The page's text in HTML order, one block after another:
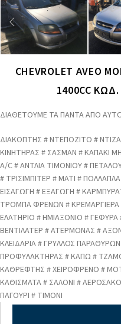
CHEVROLET AVEO
1400CC
ΔΙΑΘΕΤΟΥΜΕ ΤΑ ΠΑΝΤΑ ΑΠΟ
ΔΙΑΚΟΠΤΗΣ # ΝΤΕΠΟΖΙΤΟ #
ΚΙΝΗΤΗΡΑΣ # ΣΑΣΜΑΝ # ΚΑΠΑΚΙ
A/C # ΑΝΤΛΙΑ ΤΙΜΟΝΙΟΥ #
# ΤΡΙΣΙΜΠΙΤΕΡ # ΜΑΤΙ #
ΕΙΣΑΓΩΓΗ # ΕΞΑΓΩΓΗ #
ΤΡΟΜΠΑ ΦΡΕΝΩΝ # ΚΡΕΜΑΡΓΙΕΡΑ
ΕΛΑΤΗΡΙΟ # ΗΜΙΑΞΟΝΙΟ # ΓΕΦΥΡΑ
ΒΕΝΤΙΛΑΤΕΡ # ΑΤΕΡΜΟΝΑΣ #
ΚΛΕΙΔΑΡΙΑ # ΓΡΥΛΛΟΣ
ΠΡΟΦΥΛΑΚΤΗΡΑΣ # ΚΑΠΩ #
ΚΑΘΡΕΦΤΗΣ # ΧΕΙΡΟΦΡΕΝΟ #
ΚΑΘΙΣΜΑΤΑ # ΣΑΛΟΝΙ #
ΠΑΓΟΥΡΙ # ΤΙΜΟΝΙ